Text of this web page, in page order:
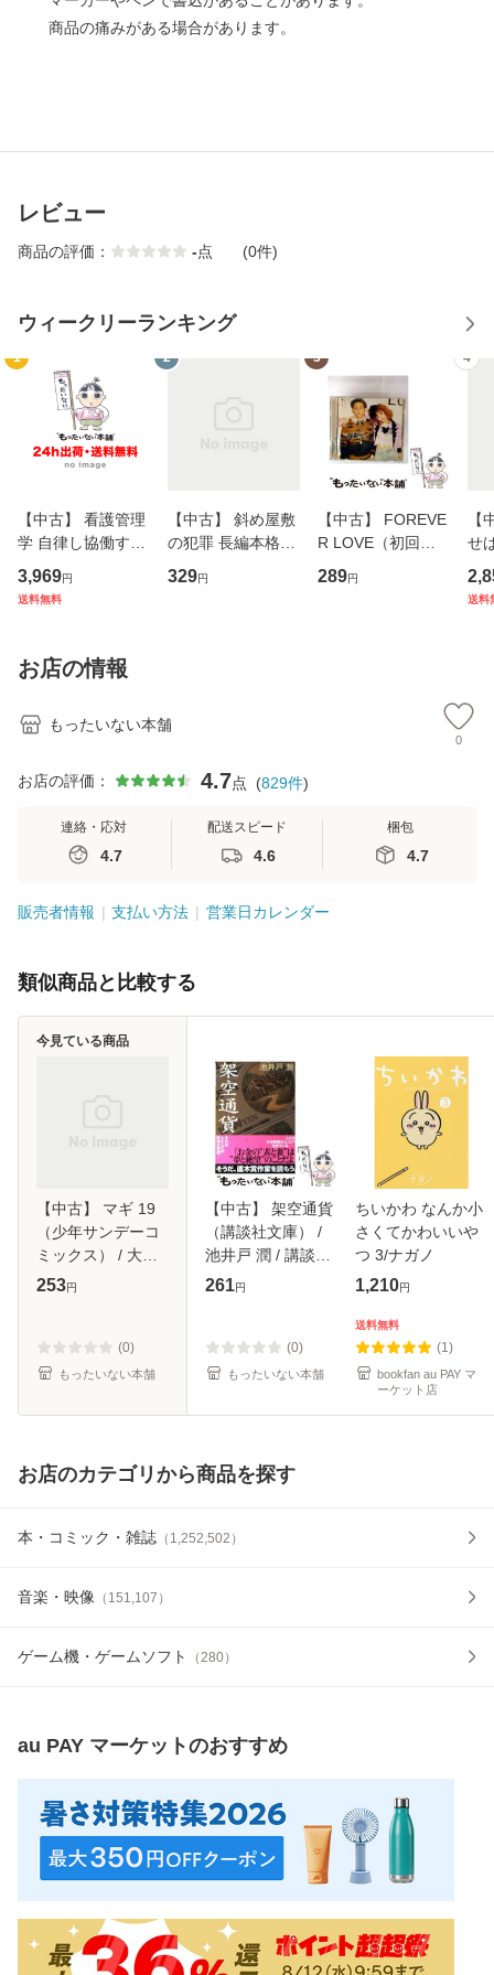
商品の痛みがある場合があります。
レビュー
商品の評価： -点 (0件)
ウィークリーランキング
1
【中古】 看護管理
学 自律し協働する
専門職の看護マネ
ジメントスキル 改
恵 藤本幸三 / 南江
堂 [単行
3,969円
送料無料
2
【中古】 斜め屋敷
の犯罪 長編本格推
理小説 (光文社文
庫) / 島田荘司 / 光
329円
3
【中古】 FOREVE
R LOVE（初回生
産限定盤） / 清水
翔太×加藤ミリヤ /
289円
4
【
せ
タ
送料
お店の情報
もったいない本舗
0
お店の評価： 4.7点 (829件)
連絡・応対
4.7
配送スピード
4.6
梱包
4.7
販売者情報 支払い方法 営業日カレンダー
類似商品と比較する
【中古】 マギ 19
（少年サンデーコ
ミックス） / 大高
忍 / 小学館 [コミッ
253円
(0)
もったいない本舗
今見ている商品
【中古】 架空通貨
（講談社文庫） /
池井戸 潤 / 講談社
[文庫]【メール便送
261円
(0)
もったいない本舗
ちいかわ なんか小
さくてかわいいや
つ 3/ナガノ
1,210円
送料無料
(1)
bookfan au PAY マ
ーケット店
お店のカテゴリから商品を探す
本・コミック・雑誌 （ 1,252,502 ）
音楽・映像 （ 151,107 ）
ゲーム機・ゲームソフト （280）
au PAY マーケットのおすすめ